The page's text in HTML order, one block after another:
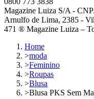
Magazine Luiza S/A -
Arnulfo de Lima, 2385 -
471 ® Magazine Luiza –
Home
>moda
>Feminino
>Roupas
>Blusa
>Blusa PKS Sem